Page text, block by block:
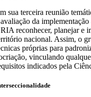
sua terceira reunião
da
reconhecer, planejar e
nacional. Assim, o
próprias para
vinculando
indicados pela